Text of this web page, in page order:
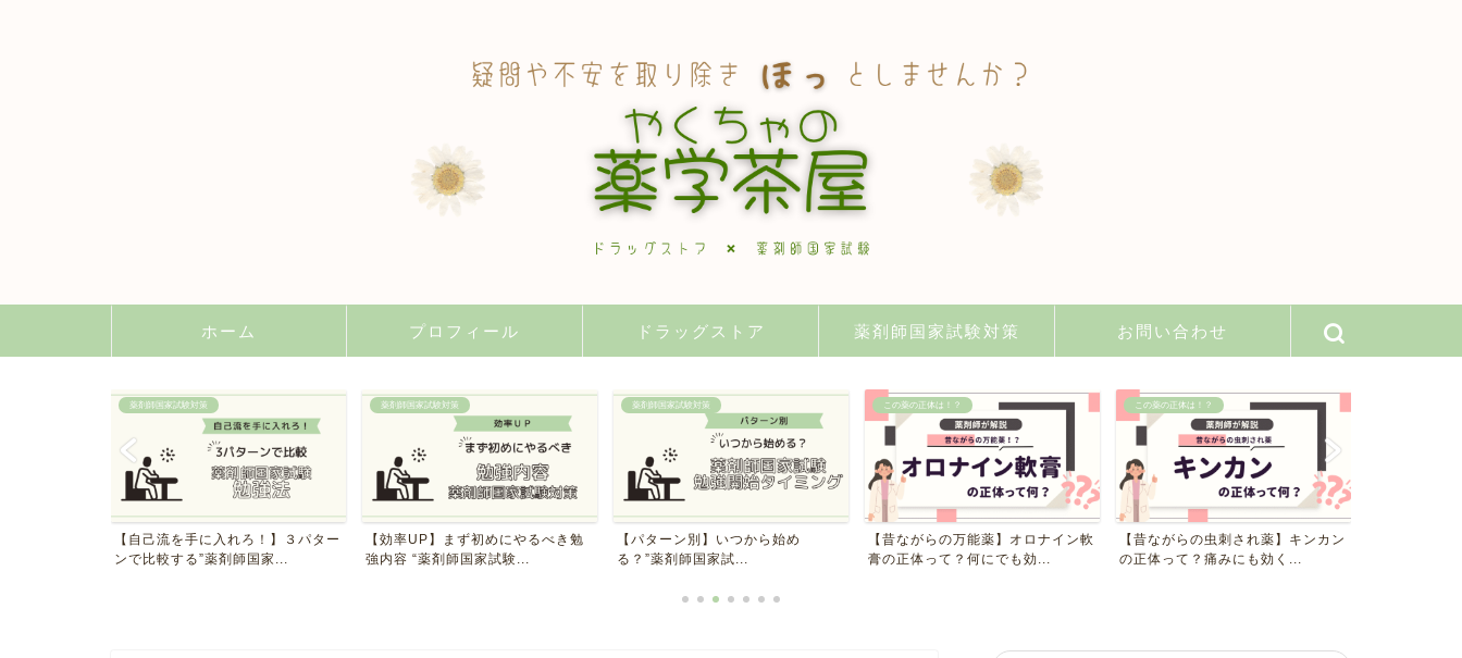
ホーム プロフィール ドラッグストア 薬剤師国家試験対策 お問い合わせ
薬剤師国家試験対策
【自己流を手に入れろ！】３パター
ンで比較する”薬剤師国家...
薬剤師国家試験対策
【効率UP】まず初めにやるべき勉
強内容 “薬剤師国家試験...
薬剤師国家試験対策
【パターン別】いつから始め
る？”薬剤師国家試...
この薬の正体は！？
【昔ながらの万能薬】オロナイン軟
膏の正体って？何にでも効...
この薬の正体は！？
【昔ながらの虫刺され薬】キンカン
の正体って？痛みにも効く...